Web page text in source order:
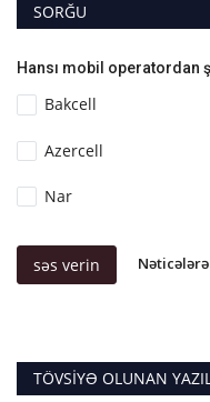
SORĞU
Hansı mobil operatordan
Bakcell
Azercell
Nar
səs verin Nəticələrə
TÖVSIYƏ OLUNAN